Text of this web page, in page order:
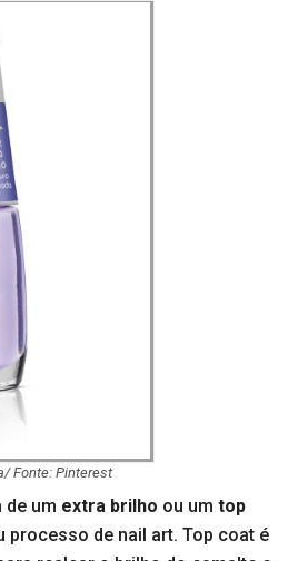
Fonte: Pinterest
de um extra brilho ou um top
processo de nail art. Top coat é